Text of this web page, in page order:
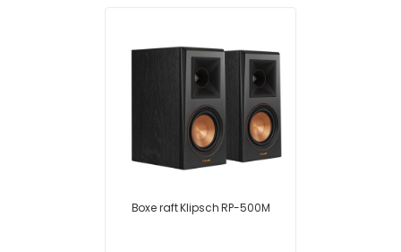
Boxe raft Klipsch RP-500M